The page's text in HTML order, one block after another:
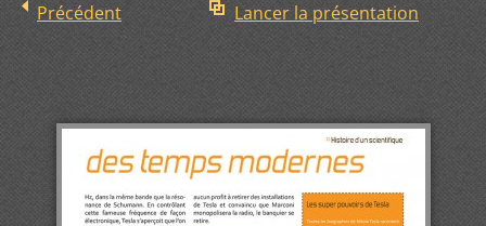
Précédent Lancer la présentation